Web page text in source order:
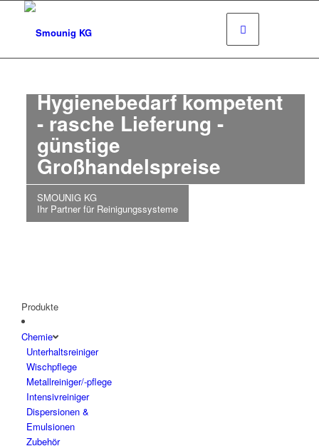
Großhandel für
Reinigungsgeräte,
Hygienebedarf kompetent
- rasche Lieferung -
günstige
Großhandelspreise
SMOUNIG KG
Ihr Partner für Reinigungssysteme
Produkte
Chemie
Unterhaltsreiniger
Wischpflege
Metallreiniger/-pflege
Intensivreiniger
Dispersionen &
Emulsionen
Zubehör